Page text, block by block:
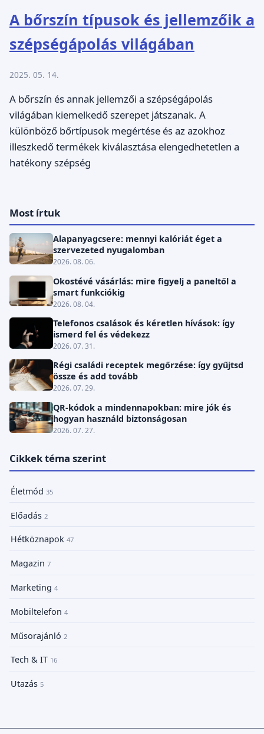
A bőrszín típusok és jellemzőik a
szépségápolás világában
2025. 05. 14.
A bőrszín és annak jellemzői a szépségápolás
világában kiemelkedő szerepet játszanak. A
különböző bőrtípusok megértése és az azokhoz
illeszkedő termékek kiválasztása elengedhetetlen a
hatékony szépség
Most írtuk
Alapanyagcsere: mennyi kalóriát éget a
szervezeted nyugalomban
2026. 08. 06.
Okostévé vásárlás: mire figyelj a paneltől a
smart funkciókig
2026. 08. 04.
Telefonos csalások és kéretlen hívások: így
ismerd fel és védekezz
2026. 07. 31.
Régi családi receptek megőrzése: így gyűjtsd
össze és add tovább
2026. 07. 29.
QR-kódok a mindennapokban: mire jók és
hogyan használd biztonságosan
2026. 07. 27.
Cikkek téma szerint
Életmód 35
Előadás 2
Hétköznapok 47
Magazin 7
Marketing 4
Mobiltelefon 4
Műsorajánló 2
Tech & IT 16
Utazás 5